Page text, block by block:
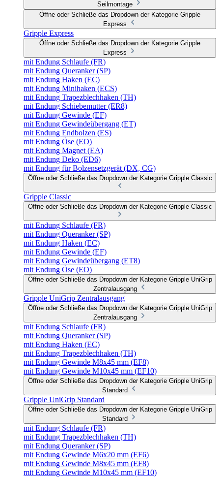
Seilmontage
Öffne oder Schließe das Dropdown der Kategorie Gripple
Express
Gripple Express
Öffne oder Schließe das Dropdown der Kategorie Gripple
Express
mit Endung Schlaufe (FR)
mit Endung Queranker (SP)
mit Endung Haken (EC)
mit Endung Minihaken (ECS)
mit Endung Trapezblechhaken (TH)
mit Endung Schiebemutter (ER8)
mit Endung Gewinde (EF)
mit Endung Gewindeübergang (ET)
mit Endung Endbolzen (ES)
mit Endung Öse (EO)
mit Endung Magnet (EA)
mit Endung Deko (ED6)
mit Endung für Bolzensetzgerät (DX, CG)
Öffne oder Schließe das Dropdown der Kategorie Gripple Classic
Gripple Classic
Öffne oder Schließe das Dropdown der Kategorie Gripple Classic
mit Endung Schlaufe (FR)
mit Endung Queranker (SP)
mit Endung Haken (EC)
mit Endung Gewinde (EF)
mit Endung Gewindeübergang (ET8)
mit Endung Öse (EO)
Öffne oder Schließe das Dropdown der Kategorie Gripple UniGrip
Zentralausgang
Gripple UniGrip Zentralausgang
Öffne oder Schließe das Dropdown der Kategorie Gripple UniGrip
Zentralausgang
mit Endung Schlaufe (FR)
mit Endung Queranker (SP)
mit Endung Haken (EC)
mit Endung Trapezblechhaken (TH)
mit Endung Gewinde M8x45 mm (EF8)
mit Endung Gewinde M10x45 mm (EF10)
Öffne oder Schließe das Dropdown der Kategorie Gripple UniGrip
Standard
Gripple UniGrip Standard
Öffne oder Schließe das Dropdown der Kategorie Gripple UniGrip
Standard
mit Endung Schlaufe (FR)
mit Endung Trapezblechhaken (TH)
mit Endung Queranker (SP)
mit Endung Gewinde M6x20 mm (EF6)
mit Endung Gewinde M8x45 mm (EF8)
mit Endung Gewinde M10x45 mm (EF10)